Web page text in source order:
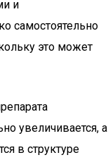
и
самостоятельно
это может
увеличивается, а
в структуре